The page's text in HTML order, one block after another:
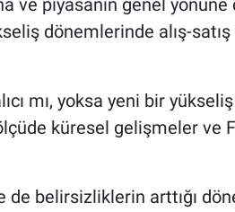
ve piyasanın genel
dönemlerinde alış-
mı, yoksa yeni bir
küresel gelişmeler ve
de belirsizliklerin arttığı